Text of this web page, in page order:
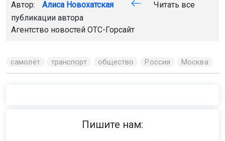
Автор: Алиса Новохатская
Читать все
публикации автора
Агентство новостей ОТС-Горсайт
самолёт транспорт общество Россия Москва
Пишите нам: